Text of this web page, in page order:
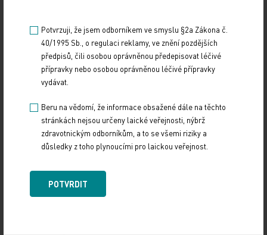
vzdělávání zrušil dříve povinnou registraci
zdravotních sester, protože byla řada sester, které
registraci neměly, z oboru proto odešly nebo se do
něj např. po mateřské dovolené nevrátily,“ dodává.
„Najít vhodné lidi na extrémně zodpovědnou práci
ve zdravotnictví za plat, který má mnohem blíž k
minimální než k průměrné mzdě, je velmi těžké i
nízké nezaměstnanosti,“ uzavírá Michal Novák.
Potvrzuji, že jsem odborníkem ve smyslu §2a Zákona č.
40/1995 Sb., o regulaci reklamy, ve znění pozdějších
předpisů, čili osobou oprávněnou předepisovat léčivé
přípravky nebo osobou oprávněnou léčivé přípravky
vydávat.
Beru na vědomí, že informace obsažené dále na těchto
stránkách nejsou určeny laické veřejnosti, nýbrž
zdravotnickým odborníkům, a to se všemi riziky a
důsledky z toho plynoucími pro laickou veřejnost.
POTVRDIT